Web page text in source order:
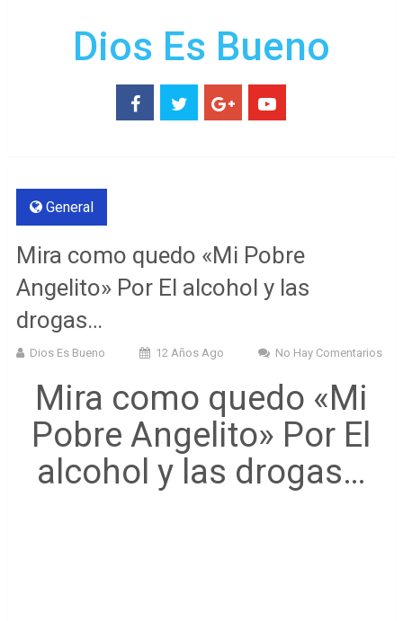
Dios Es Bueno
General
Mira como quedo «Mi Pobre
Angelito» Por El alcohol y las
drogas…
Dios Es Bueno 12 Años Ago No Hay Comentarios
Mira como quedo «Mi
Pobre Angelito» Por El
alcohol y las drogas…